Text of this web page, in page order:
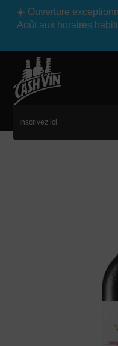
☀️ Ouverture
Août aux horaires
Inscrivez ici v
Panneau de gestion des